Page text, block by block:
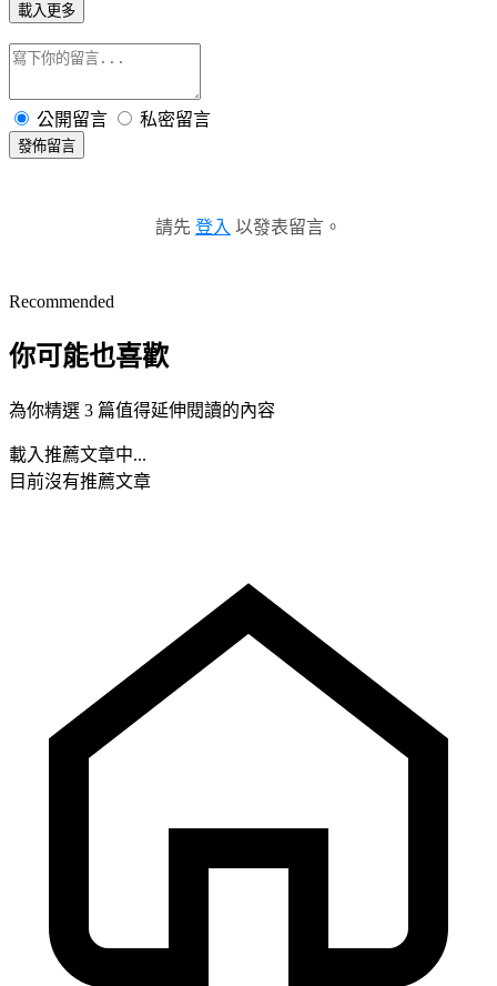
載入更多
公開留言 私密留言
發佈留言
請先 登入 以發表留言。
Recommended
你可能也喜歡
為你精選 3 篇值得延伸閱讀的內容
載入推薦文章中...
目前沒有推薦文章